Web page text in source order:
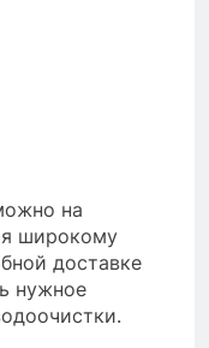
на
широкому
доставке
нужное